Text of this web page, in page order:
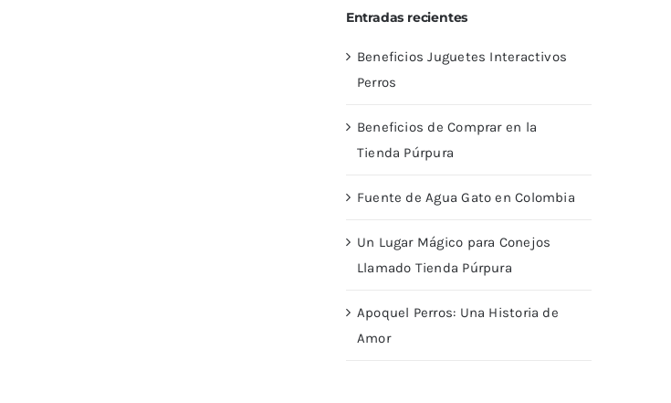
Entradas recientes
Beneficios Juguetes Interactivos
Perros
Beneficios de Comprar en la
Tienda Púrpura
Fuente de Agua Gato en Colombia
Un Lugar Mágico para Conejos
Llamado Tienda Púrpura
Apoquel Perros: Una Historia de
Amor